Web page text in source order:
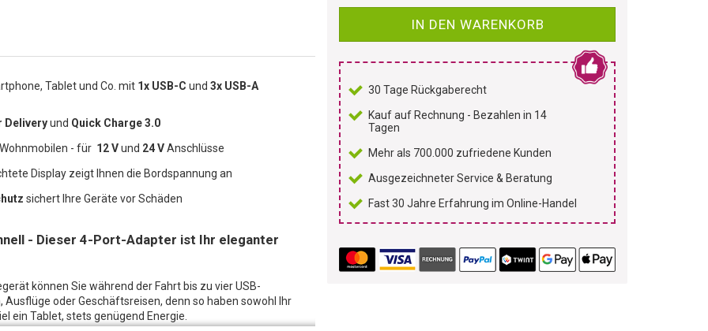
IN DEN WARENKORB
30 Tage Rückgaberecht
Kauf auf Rechnung - Bezahlen in 14
Tagen
Mehr als 700.000 zufriedene Kunden
Ausgezeichneter Service & Beratung
Fast 30 Jahre Erfahrung im Online-Handel
Tablet und Co. mit 1x USB-C und 3x USB-A
Deliveryund Quick Charge 3.0
- für 12 Vund 24 VAnschlüsse
Display zeigt Ihnen die Bordspannung an
sichert Ihre Geräte vor Schäden
- Dieser 4-Port-Adapter ist Ihr eleganter
können Sie während der Fahrt bis zu vier USB-
oder Geschäftsreisen, denn so haben sowohl Ihr
ein Tablet, stets genügend Energie.